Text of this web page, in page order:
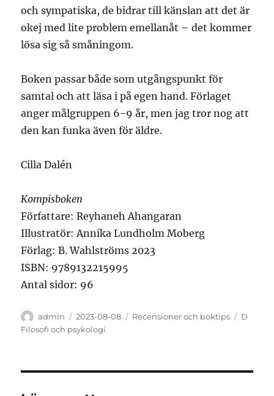
och sympatiska, de bidrar till känslan att det är
okej med lite problem emellanåt – det kommer
lösa sig så småningom.
Boken passar både som utgångspunkt för
samtal och att läsa i på egen hand. Förlaget
anger målgruppen 6-9 år, men jag tror nog att
den kan funka även för äldre.
Cilla Dalén
Kompisboken
Författare: Reyhaneh Ahangaran
Illustratör: Annika Lundholm Moberg
Förlag: B. Wahlströms 2023
ISBN: 9789132215995
Antal sidor: 96
Författare
admin
Publicerat
den
2023-08-08 Kategorier
Recensioner och boktips
D
Filosofi och psykologi